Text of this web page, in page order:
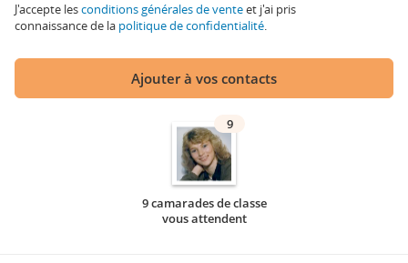
J'accepte lesconditions générales de venteet j'ai pris
connaissance de la politique de confidentialité.
Ajouter à vos contacts
9
9 camarades de classe
vous attendent